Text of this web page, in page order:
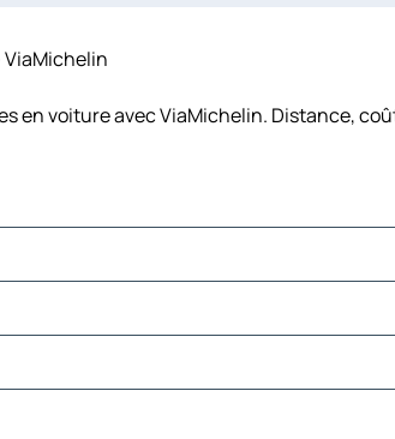
ViaMichelin
en voiture avec ViaMichelin. Distance,